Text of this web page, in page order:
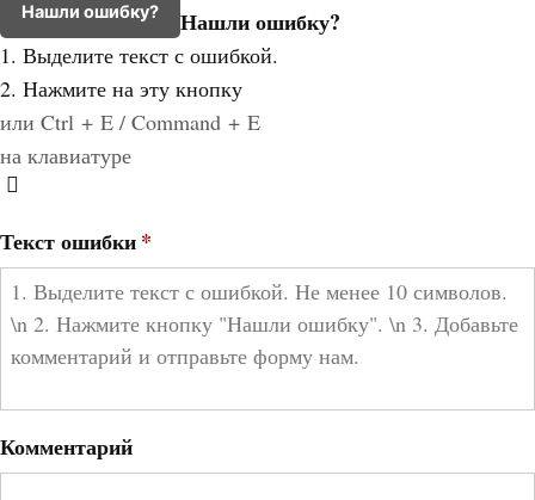
Нашли ошибку? Нашли ошибку?
1. Выделите текст с ошибкой.
2. Нажмите на эту кнопку
или Ctrl + E / Command + E
на клавиатуре
Текст ошибки*
Комментарий